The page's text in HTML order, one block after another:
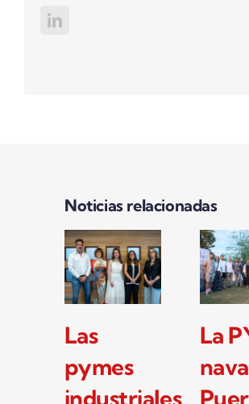
Noticias relacionadas
Las
pymes
industriales
La